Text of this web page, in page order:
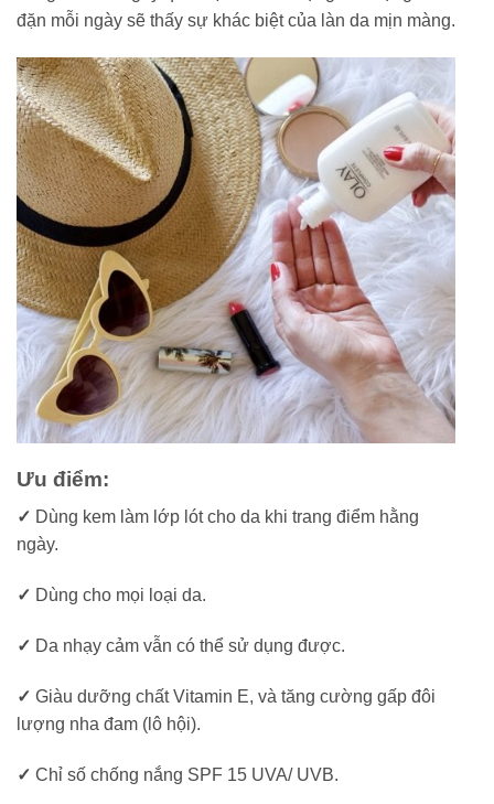
đặn mỗi ngày sẽ thấy sự khác biệt của làn da mịn màng.
Ưu điểm:
✓ Dùng kem làm lớp lót cho da khi trang điểm hằng
ngày.
✓ Dùng cho mọi loại da.
✓ Da nhạy cảm vẫn có thể sử dụng được.
✓ Giàu dưỡng chất Vitamin E, và tăng cường gấp đôi
lượng nha đam (lô hội).
✓ Chỉ số chống nắng SPF 15 UVA/ UVB.